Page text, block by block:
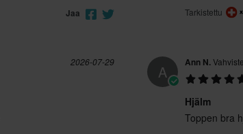
Jaa Tarkistettu
2026-07-29
A Ann N.
Hjälm
Toppen bra